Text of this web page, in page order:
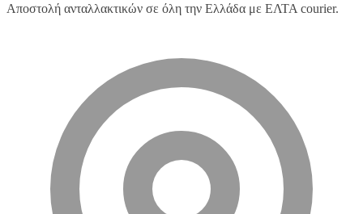
Αποστολή ανταλλακτικών σε όλη την Ελλάδα με ΕΛΤΑ courier.